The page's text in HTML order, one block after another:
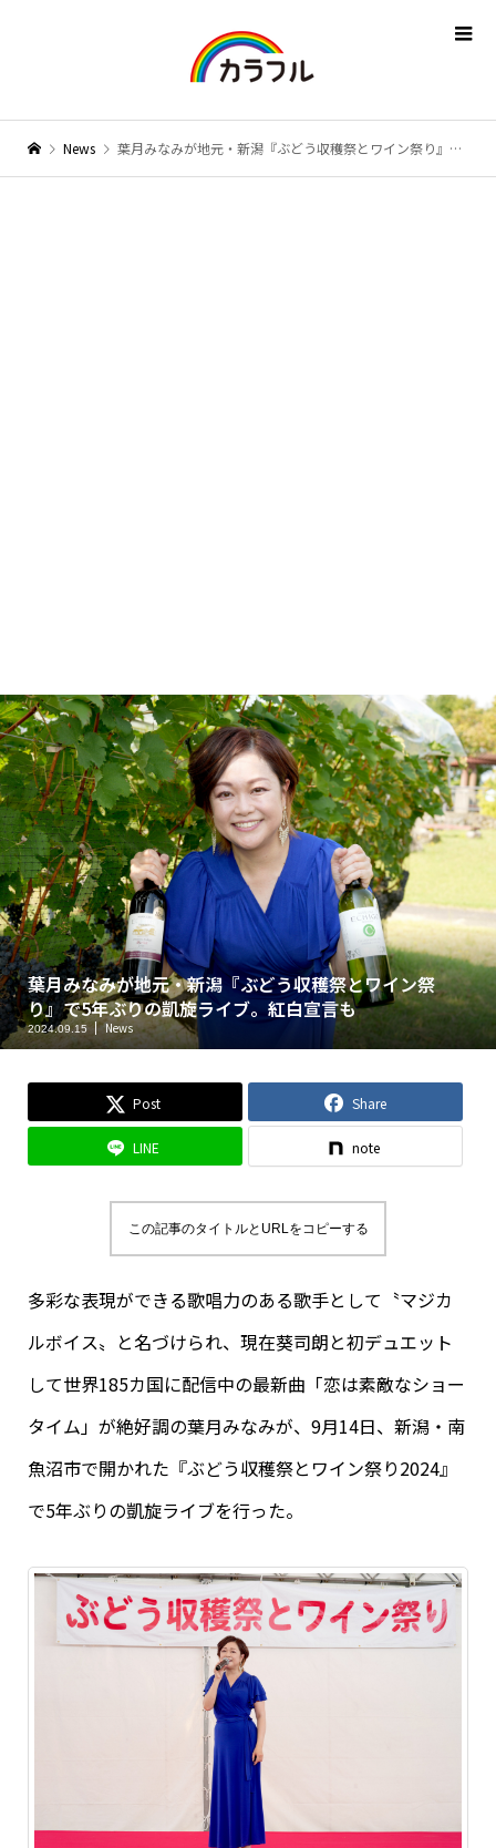
News 葉月みなみが地元・新潟『ぶどう収穫祭とワイン祭り』で5年ぶりの凱旋ライブ。紅白宣言も
葉月みなみが地元・新潟『ぶどう収穫祭とワイン祭
り』で5年ぶりの凱旋ライブ。紅白宣言も
2024.09.15 News
Post Share
LINE note
この記事のタイトルとURLをコピーする
多彩な表現ができる歌唱力のある歌手として〝マジカ
ルボイス〟と名づけられ、現在葵司朗と初デュエット
して世界185カ国に配信中の最新曲「恋は素敵なショー
タイム」が絶好調の葉月みなみが、9月14日、新潟・南
魚沼市で開かれた『ぶどう収穫祭とワイン祭り2024』
で5年ぶりの凱旋ライブを行った。